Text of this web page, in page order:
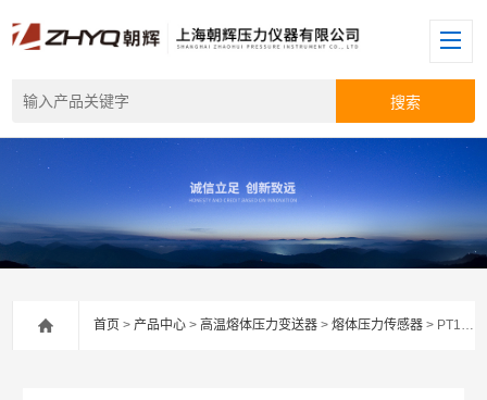
首页 >产品中心 > 高温熔体压力变送器 >熔体压力传感器 > PT124G-123熔喷布高温熔体压力传感器